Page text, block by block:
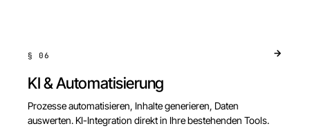
§06
KI & Automatisierung
Prozesse automatisieren, Inhalte generieren, Daten
auswerten. KI-Integration direkt in Ihre bestehenden Tools.